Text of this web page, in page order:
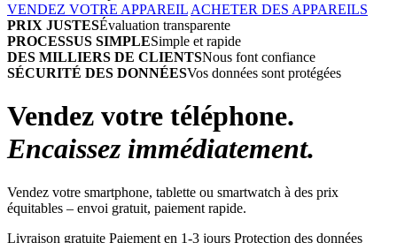
VENDEZ VOTRE APPAREIL ACHETER DES APPAREILS
PRIX JUSTESÉvaluation transparente
PROCESSUS SIMPLESimple et rapide
DES MILLIERS DE CLIENTSNous font confiance
SÉCURITÉ DES DONNÉESVos données sont protégées
Vendez votre téléphone.
Encaissez immédiatement.
Vendez votre smartphone, tablette ou smartwatch à des prix
équitables – envoi gratuit, paiement rapide.
Livraison gratuite Paiement en 1-3 jours Protection des données